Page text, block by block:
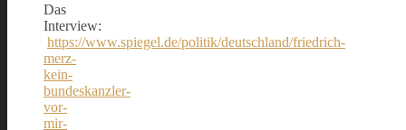
Das
Interview:
https://www.spiegel.de/politik/deutschland/friedrich-
merz-
kein-
bundeskanzler-
vor-
mir-